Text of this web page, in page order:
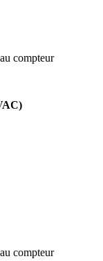
compteur
compteur